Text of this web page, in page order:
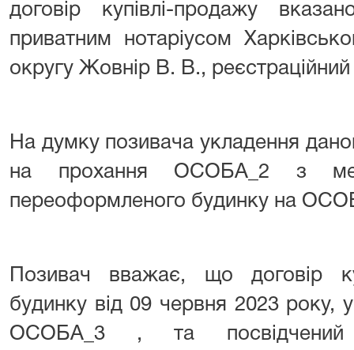
договір купівлі-продажу
приватним нотаріусом
округу Жовнір В. В.,
На думку позивача укладення
на прохання ОСОБА_2 з
переоформленого будинку на
Позивач вважає, що договір
будинку від 09 червня 2023
ОСОБА_3 , та посвідчений